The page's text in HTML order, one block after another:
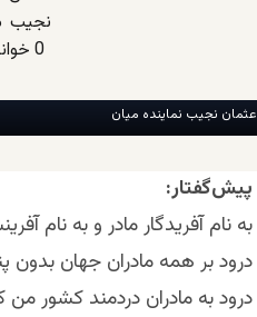
0
عثمان نجیب نماینده میان
پیش‌گفتار:
به نام آفریدگار مادر و به نام
درود بر همه مادران جهان بدون
درود به مادران دردمند کشور